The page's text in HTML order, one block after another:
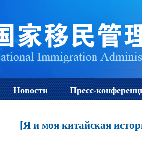
Новости Пресс-
[Я и моя китайская